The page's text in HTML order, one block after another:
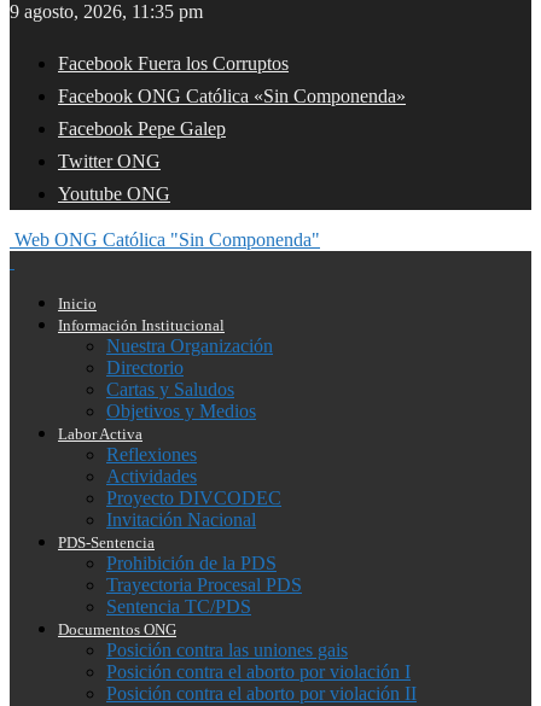
9 agosto, 2026, 11:35 pm
Facebook Fuera los Corruptos
Facebook ONG Católica «Sin Componenda»
Facebook Pepe Galep
Twitter ONG
Youtube ONG
Web ONG Católica "Sin Componenda"
Inicio
Información Institucional
Nuestra Organización
Directorio
Cartas y Saludos
Objetivos y Medios
Labor Activa
Reflexiones
Actividades
Proyecto DIVCODEC
Invitación Nacional
PDS-Sentencia
Prohibición de la PDS
Trayectoria Procesal PDS
Sentencia TC/PDS
Documentos ONG
Posición contra las uniones gais
Posición contra el aborto por violación I
Posición contra el aborto por violación II